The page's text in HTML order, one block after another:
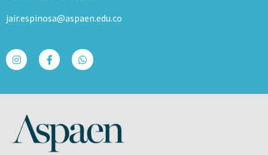
jair.espinosa@aspaen.edu.co